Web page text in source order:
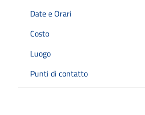
Date e Orari
Costo
Luogo
Punti di contatto